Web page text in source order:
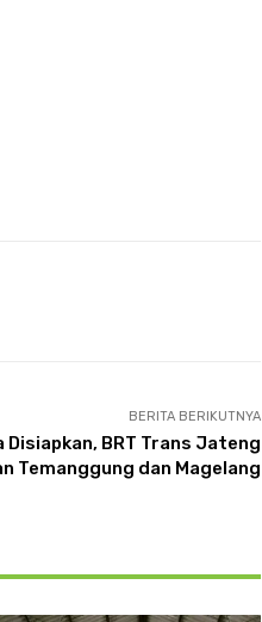
BERITA BERIKUTNYA
Disiapkan, BRT Trans Jateng
Temanggung dan Magelang